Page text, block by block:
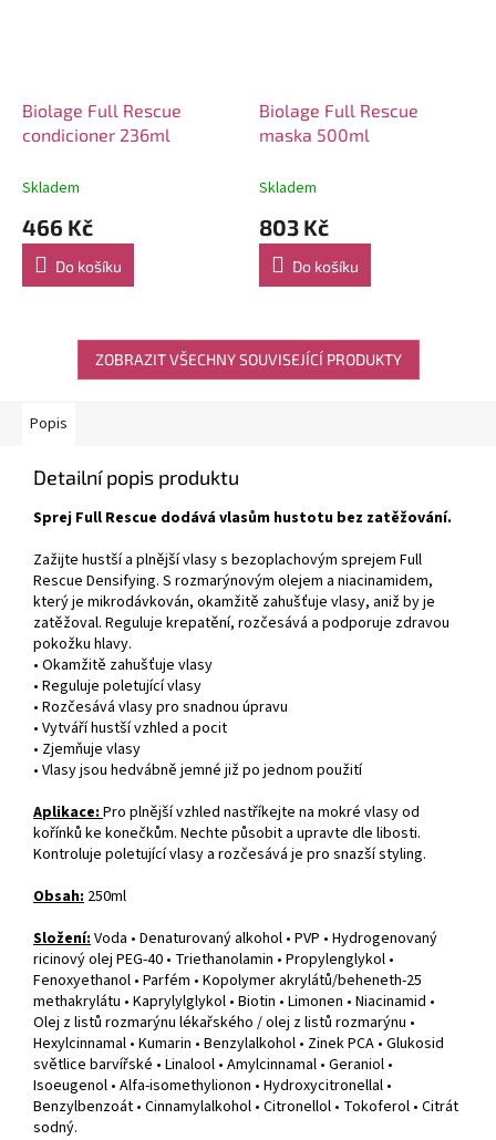
Biolage Full Rescue
condicioner 236ml
Skladem
466 Kč
Do košíku
Biolage Full Rescue
maska 500ml
Skladem
803 Kč
Do košíku
ZOBRAZIT VŠECHNY SOUVISEJÍCÍ PRODUKTY
Popis
Detailní popis produktu
Sprej Full Rescue dodává vlasům hustotu bez zatěžování.
Zažijte hustší a plnější vlasy s bezoplachovým sprejem Full
Rescue Densifying. S rozmarýnovým olejem a niacinamidem,
který je mikrodávkován, okamžitě zahušťuje vlasy, aniž by je
zatěžoval. Reguluje krepatění, rozčesává a podporuje zdravou
pokožku hlavy.
• Okamžitě zahušťuje vlasy
• Reguluje poletující vlasy
• Rozčesává vlasy pro snadnou úpravu
• Vytváří hustší vzhled a pocit
• Zjemňuje vlasy
• Vlasy jsou hedvábně jemné již po jednom použití
Aplikace: Pro plnější vzhled nastříkejte na mokré vlasy od
kořínků ke konečkům. Nechte působit a upravte dle libosti.
Kontroluje poletující vlasy a rozčesává je pro snazší styling.
Obsah: 250ml
Složení: Voda • Denaturovaný alkohol • PVP • Hydrogenovaný
ricinový olej PEG-40 • Triethanolamin • Propylenglykol •
Fenoxyethanol • Parfém • Kopolymer akrylátů/beheneth-25
methakrylátu • Kaprylylglykol • Biotin • Limonen • Niacinamid •
Olej z listů rozmarýnu lékařského / olej z listů rozmarýnu •
Hexylcinnamal • Kumarin • Benzylalkohol • Zinek PCA • Glukosid
světlice barvířské • Linalool • Amylcinnamal • Geraniol •
Isoeugenol • Alfa-isomethylionon • Hydroxycitronellal •
Benzylbenzoát • Cinnamylalkohol • Citronellol • Tokoferol • Citrát
sodný.